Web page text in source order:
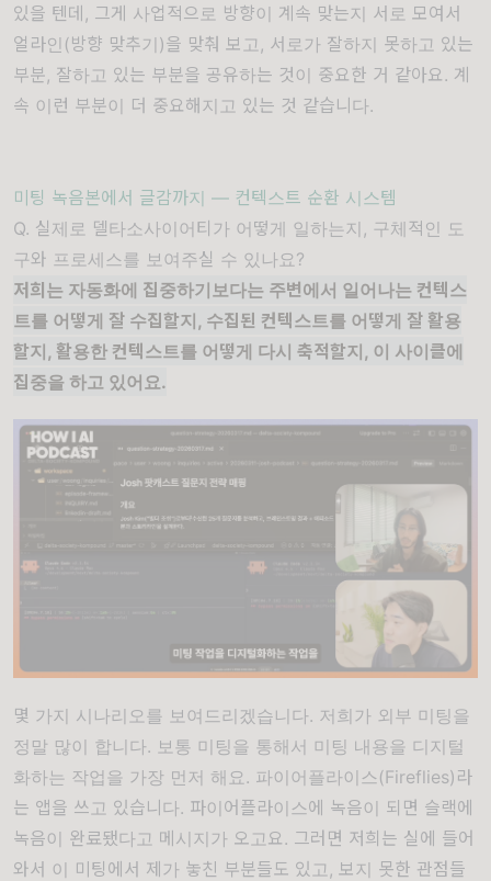
있을 텐데, 그게 사업적으로 방향이 계속 맞는지 서로 모여서
얼라인(방향 맞추기)을 맞춰 보고, 서로가 잘하지 못하고 있는
부분, 잘하고 있는 부분을 공유하는 것이 중요한 거 같아요. 계
속 이런 부분이 더 중요해지고 있는 것 같습니다.
미팅 녹음본에서 글감까지 — 컨텍스트 순환 시스템
Q. 실제로 델타소사이어티가 어떻게 일하는지, 구체적인 도
구와 프로세스를 보여주실 수 있나요?
저희는 자동화에 집중하기보다는 주변에서 일어나는 컨텍스
트를 어떻게 잘 수집할지, 수집된 컨텍스트를 어떻게 잘 활용
할지, 활용한 컨텍스트를 어떻게 다시 축적할지, 이 사이클에
집중을 하고 있어요.
몇 가지 시나리오를 보여드리겠습니다. 저희가 외부 미팅을
정말 많이 합니다. 보통 미팅을 통해서 미팅 내용을 디지털
화하는 작업을 가장 먼저 해요. 파이어플라이스(Fireflies)라
는 앱을 쓰고 있습니다. 파이어플라이스에 녹음이 되면 슬랙에
녹음이 완료됐다고 메시지가 오고요. 그러면 저희는 실에 들어
와서 이 미팅에서 제가 놓친 부분들도 있고, 보지 못한 관점들